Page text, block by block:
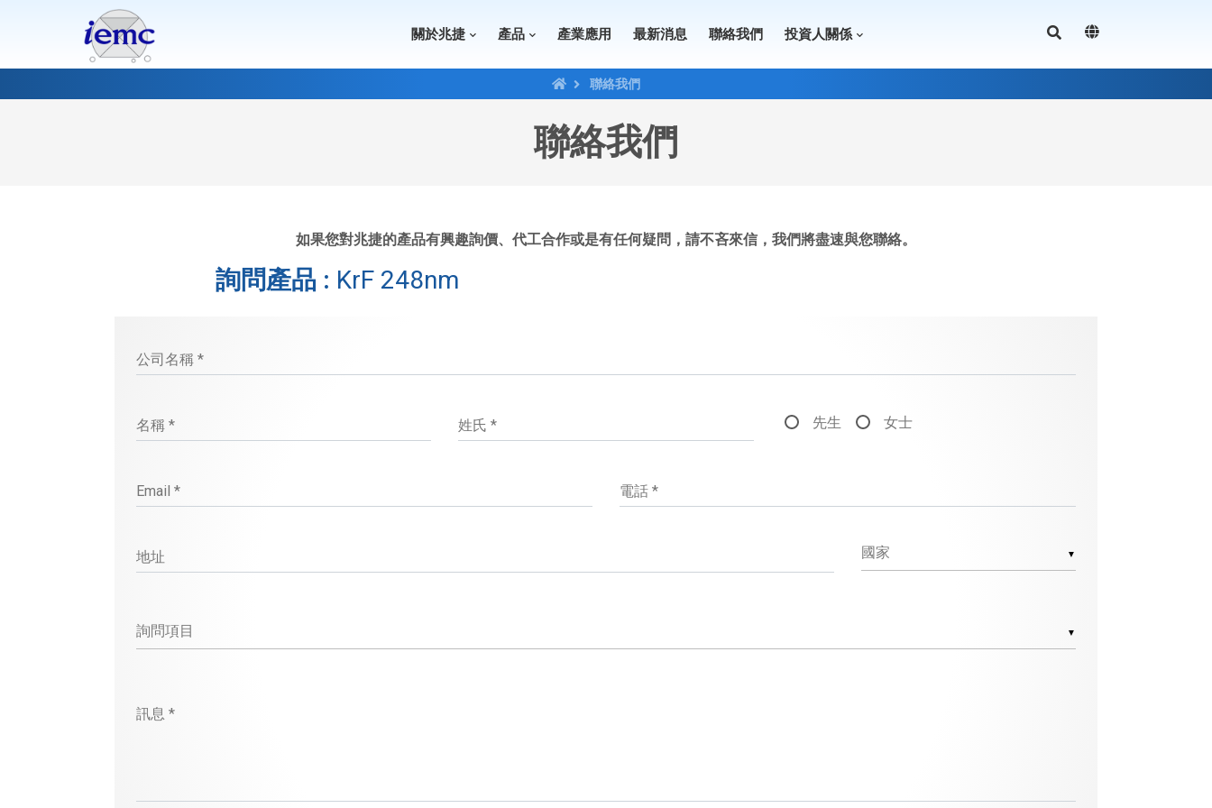
關於兆捷 產品 產業應用 最新消息 聯絡我們 投資人關係
聯絡我們
聯絡我們
如果您對兆捷的產品有興趣詢價、代工合作或是有任何疑問，請不吝來信，我們將盡速與您聯絡。
詢問產品 : KrF 248nm
公司名稱 *
名稱 * 姓氏 * 先生 女士
Email * 電話 *
地址 ▼
▼
訊息 *